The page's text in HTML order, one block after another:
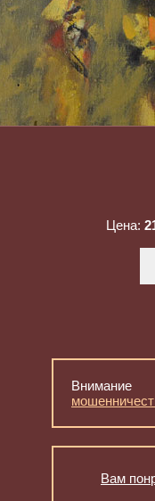
Цена:
Вам